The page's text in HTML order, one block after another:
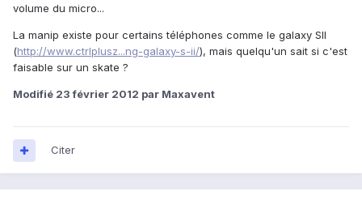
volume du micro...
La manip existe pour certains téléphones comme le galaxy SII
(http://www.ctrlplusz...ng-galaxy-s-ii/), mais quelqu'un sait si c'est
faisable sur un skate ?
Modifié 23 février 2012 par Maxavent
Citer